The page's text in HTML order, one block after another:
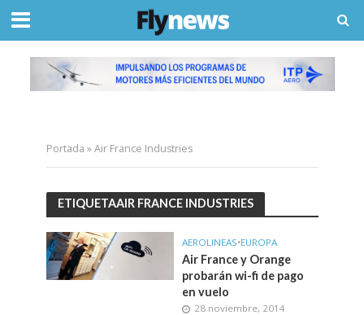
Portada »Air France Industries
ETIQUETAAIR FRANCE INDUSTRIES
AEROLINEAS•EUROPA
Air France y Orange
probarán wi-fi de pago
en vuelo
28 noviembre, 2014